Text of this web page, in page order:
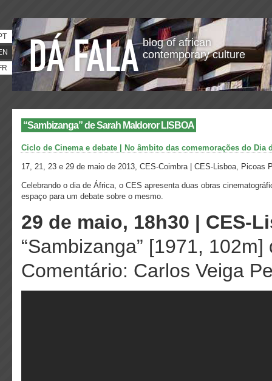
blog of african
contemporary culture
“Sambizanga” de Sarah Maldoror LISBOA
Ciclo de Cinema e debate | No âmbito das comemorações do Dia
17, 21, 23 e 29 de maio de 2013, CES-Coimbra | CES-Lisboa, Picoas
Celebrando o dia de África, o CES apresenta duas obras
espaço para um debate sobre o mesmo.
29 de maio, 18h30 | CES-
“Sambizanga” [1971,
Comentário: Carlos Veiga